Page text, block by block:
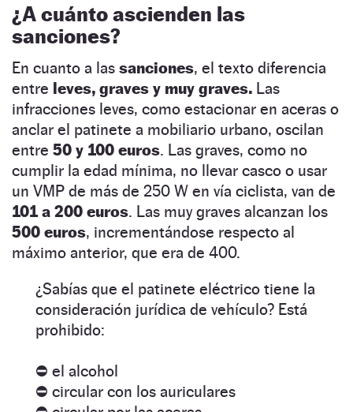
¿A cuánto ascienden las
sanciones?
En cuanto a las sanciones, el texto diferencia
entre leves, graves y muy graves. Las
infracciones leves, como estacionar en aceras o
anclar el patinete a mobiliario urbano, oscilan
entre 50 y 100 euros. Las graves, como no
cumplir la edad mínima, no llevar casco o usar
un VMP de más de 250 W en vía ciclista, van de
101 a 200 euros. Las muy graves alcanzan los
500 euros, incrementándose respecto al
máximo anterior, que era de 400.
¿Sabías que el patinete eléctrico tiene la
consideración jurídica de vehículo? Está
prohibido:
⛔ el alcohol
⛔ circular con los auriculares